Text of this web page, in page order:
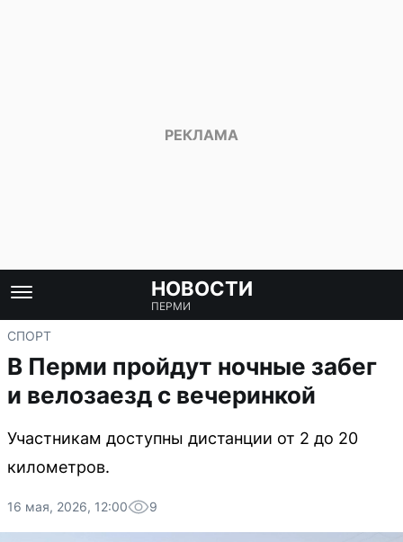
НОВОСТИ
ПЕРМИ
СПОРТ
В Перми пройдут ночные забег
и велозаезд с вечеринкой
Участникам доступны дистанции от 2 до 20
километров.
16 мая, 2026, 12:00 9